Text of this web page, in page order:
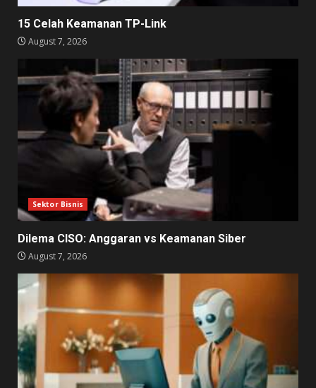
15 Celah Keamanan TP-Link
August 7, 2026
Sektor Bisnis
Dilema CISO: Anggaran vs Keamanan Siber
August 7, 2026